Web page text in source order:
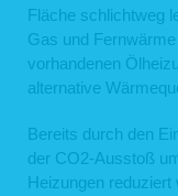
Fläche schlichtweg
Gas und
vorhandenen
alternative
Bereits durch den
der CO2-Ausstoß
Heizungen
2. Kontaktformular
Auf unserer Webseite
elektronische
wahr, so werden die von
Name
E-Mail-Adresse
der von Ihnen